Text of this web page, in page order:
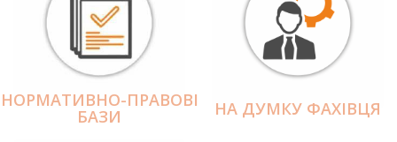
НОРМАТИВНО-ПРАВОВІ
БАЗИ НА ДУМКУ ФАХІВЦЯ